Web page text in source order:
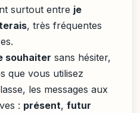
surtout entre je
, très fréquentes
souhaiter sans hésiter,
que vous utilisez
les messages aux
: présent, futur